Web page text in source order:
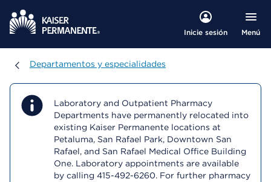
Inicie sesión Menú
Departamentos y especialidades
Departamentos y especialidades
Laboratory and Outpatient Pharmacy
Departments have permanently relocated into
existing Kaiser Permanente locations at
Petaluma, San Rafael Park, Downtown San
Rafael, and San Rafael Medical Office Building
One. Laboratory appointments are available
by calling 415-492-6260. For further pharmacy